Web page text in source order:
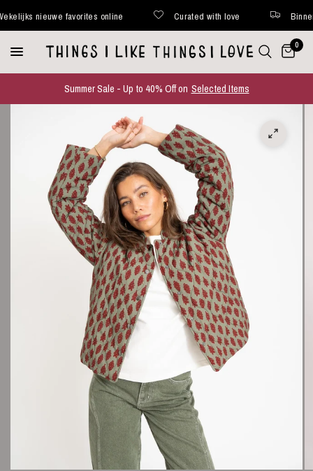
nieuwe favorites online Curated with love Binnen
0
Summer Sale - Up to 40% Off on Selected Items